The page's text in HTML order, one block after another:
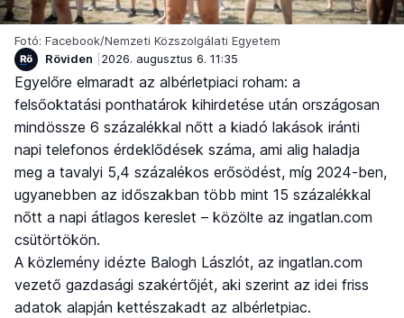
Fotó: Facebook/Nemzeti Közszolgálati Egyetem
Röviden
2026. augusztus 6. 11:35
Egyelőre elmaradt az albérletpiaci roham: a
felsőoktatási ponthatárok kihirdetése után országosan
mindössze 6 százalékkal nőtt a kiadó lakások iránti
napi telefonos érdeklődések száma, ami alig haladja
meg a tavalyi 5,4 százalékos erősödést, míg 2024-ben,
ugyanebben az időszakban több mint 15 százalékkal
nőtt a napi átlagos kereslet – közölte az ingatlan.com
csütörtökön.
A közlemény idézte Balogh Lászlót, az ingatlan.com
vezető gazdasági szakértőjét, aki szerint az idei friss
adatok alapján kettészakadt az albérletpiac.